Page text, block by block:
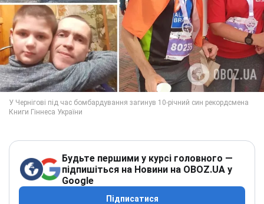
Будьте першими у курсі головного —
підпишіться на Новини на OBOZ.UA у
Google
Підписатися